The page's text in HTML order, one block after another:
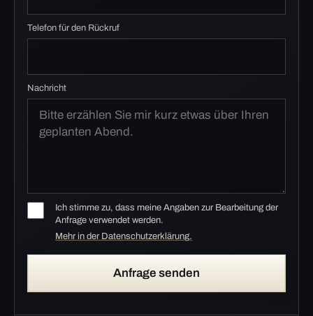
Telefon für den Rückruf
Nachricht
Ich stimme zu, dass meine Angaben zur Bearbeitung der
Anfrage verwendet werden.
Mehr in der Datenschutzerklärung.
Anfrage senden